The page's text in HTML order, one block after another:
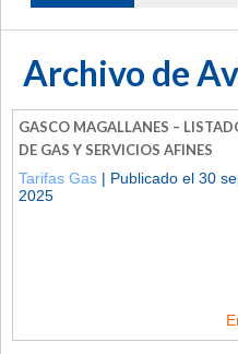
Archivo de
GASCO MAGALLANES –
DE GAS Y SERVICIOS AFINES
Tarifas Gas | Publicado el 30
2025